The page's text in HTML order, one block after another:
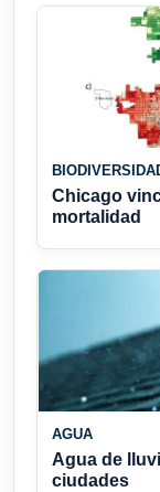
Chicago
mortalidad
AGUA
Agua de
ciudades